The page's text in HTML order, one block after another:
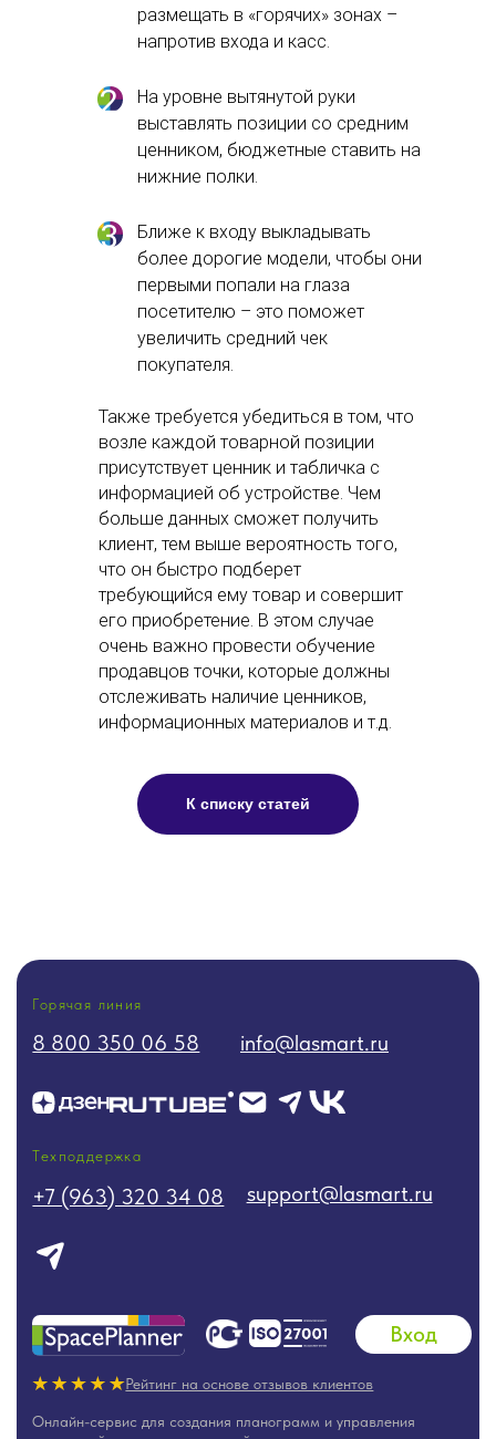
размещать в «горячих» зонах –
напротив входа и касс.
2
На уровне вытянутой руки
выставлять позиции со средним
ценником, бюджетные ставить на
нижние полки.
3
Ближе к входу выкладывать
более дорогие модели, чтобы они
первыми попали на глаза
посетителю – это поможет
увеличить средний чек
покупателя.
Также требуется убедиться в том, что
возле каждой товарной позиции
присутствует ценник и табличка с
информацией об устройстве. Чем
больше данных сможет получить
клиент, тем выше вероятность того,
что он быстро подберет
требующийся ему товар и совершит
его приобретение. В этом случае
очень важно провести обучение
продавцов точки, которые должны
отслеживать наличие ценников,
информационных материалов и т.д.
К списку статей
Политика конфиденциальности
info@lasmart.ru
Онлайн-сервис для создания планограмм и управления
выкладкой товаров в розничной сети
© ООО "Ласмарт", 2026
ООО "ЛАСМАРТ" обладает исключительными правами на
программное обеспечение "Lasmart SpacePlanner".
Номер записи в реестре российского ПО: 18361
Техподдержка
support@lasmart.ru
Рейтинг на основе отзывов клиентов